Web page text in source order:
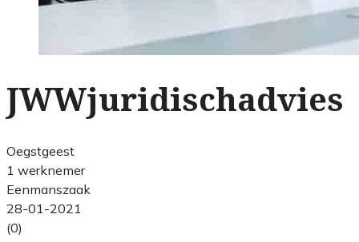
JWWjuridischadvies
Oegstgeest
1 werknemer
Eenmanszaak
28-01-2021
(0)